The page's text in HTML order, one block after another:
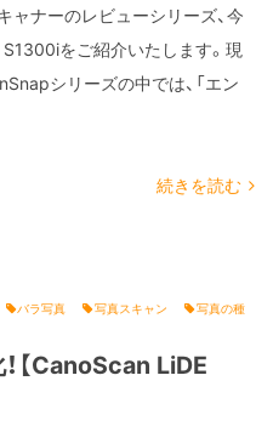
ャナーのレビューシリーズ、今
をご紹介いたします。現
シリーズの中では、「エン
続きを読む
バラ写真 写真スキャン
写真の種
【CanoScan LiDE